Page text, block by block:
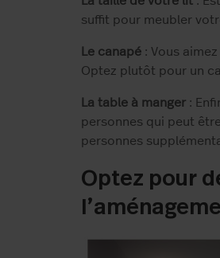
suffit pour meubler
Le canapé : Vous
Optez plutôt pour un
La table à manger :
personnes qui peut
personnes
Optez pour